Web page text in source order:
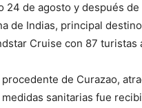
24 de agosto y después
de Indias, principal
Cruise con 87 turistas
procedente de Curazao,
sanitarias fue